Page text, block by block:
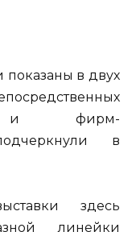
в двух
и фирм-
в
здесь
линейки